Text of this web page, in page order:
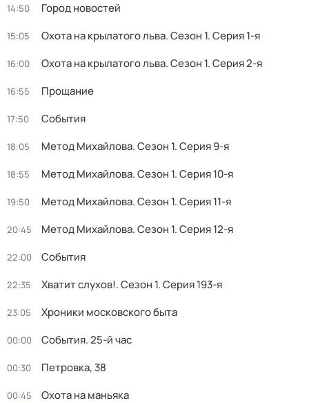
14:50 Город новостей
15:05 Охота на крылатого льва. Сезон 1. Серия 1-я
16:00 Охота на крылатого льва. Сезон 1. Серия 2-я
16:55 Прощание
17:50 События
18:05 Метод Михайлова. Сезон 1. Серия 9-я
18:55 Метод Михайлова. Сезон 1. Серия 10-я
19:50 Метод Михайлова. Сезон 1. Серия 11-я
20:45 Метод Михайлова. Сезон 1. Серия 12-я
22:00 События
22:35 Хватит слухов!. Сезон 1. Серия 193-я
23:05 Хроники московского быта
00:00 События. 25-й час
00:30 Петровка, 38
00:45 Охота на маньяка